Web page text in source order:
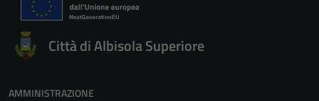
Città di Albisola Superiore
AMMINISTRAZIONE